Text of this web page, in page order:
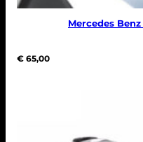
Mercedes
€ 65,00